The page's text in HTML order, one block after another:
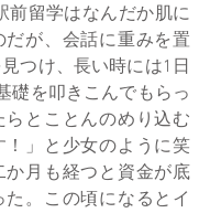
前留学はなんだか肌に
が、会話に重みを置
つけ、長い時には1日
礎を叩きこんでもらっ
らとことんのめり込む
！」と少女のように笑
か月も経つと資金が底
た。この頃になるとイ